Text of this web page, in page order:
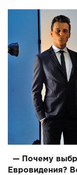
— Почему
Евровидения?